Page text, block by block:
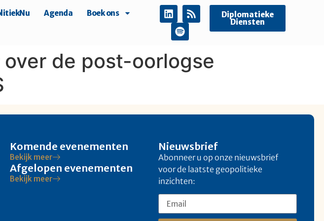
Agenda Boek ons Diplomatieke
Diensten
de post-oorlogse
Komende evenementen
Bekijk meer
Afgelopen evenementen
Bekijk meer
Nieuwsbrief
Abonneer u op onze nieuwsbrief
voor de laatste geopolitieke
inzichten: